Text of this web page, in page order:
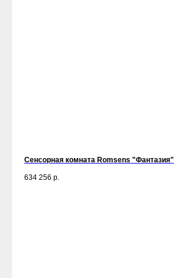
Сенсорная комната Romsens "Фантазия"
634 256 р.